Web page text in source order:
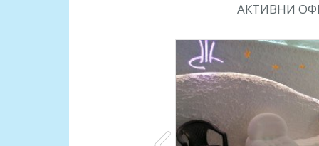
АКТИВНИ